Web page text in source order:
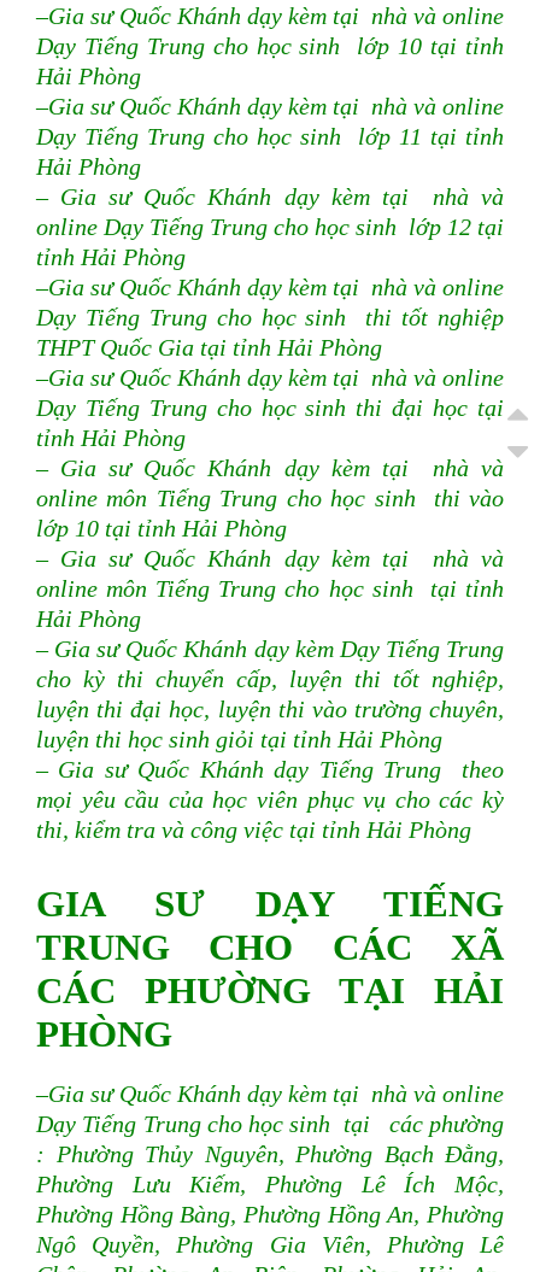
–Gia sư Quốc Khánh dạy kèm tại nhà và online
Dạy Tiếng Trung cho học sinh lớp 10 tại tỉnh
Hải Phòng
–Gia sư Quốc Khánh dạy kèm tại nhà và online
Dạy Tiếng Trung cho học sinh lớp 11 tại tỉnh
Hải Phòng
– Gia sư Quốc Khánh dạy kèm tại nhà và
online Dạy Tiếng Trung cho học sinh lớp 12 tại
tỉnh Hải Phòng
–Gia sư Quốc Khánh dạy kèm tại nhà và online
Dạy Tiếng Trung cho học sinh thi tốt nghiệp
THPT Quốc Gia tại tỉnh Hải Phòng
–Gia sư Quốc Khánh dạy kèm tại nhà và online
Dạy Tiếng Trung cho học sinh thi đại học tại
tỉnh Hải Phòng
– Gia sư Quốc Khánh dạy kèm tại nhà và
online môn Tiếng Trung cho học sinh thi vào
lớp 10 tại tỉnh Hải Phòng
– Gia sư Quốc Khánh dạy kèm tại nhà và
online môn Tiếng Trung cho học sinh tại tỉnh
Hải Phòng
– Gia sư Quốc Khánh dạy kèm Dạy Tiếng Trung
cho kỳ thi chuyển cấp, luyện thi tốt nghiệp,
luyện thi đại học, luyện thi vào trường chuyên,
luyện thi học sinh giỏi tại tỉnh Hải Phòng
– Gia sư Quốc Khánh dạy Tiếng Trung theo
mọi yêu cầu của học viên phục vụ cho các kỳ
thi, kiểm tra và công việc tại tỉnh Hải Phòng
GIA SƯ DẠY TIẾNG
TRUNG CHO CÁC XÃ
CÁC PHƯỜNG TẠI HẢI
PHÒNG
–Gia sư Quốc Khánh dạy kèm tại nhà và online
Dạy Tiếng Trung cho học sinh tại các phường
: Phường Thủy Nguyên, Phường Bạch Đằng,
Phường Lưu Kiếm, Phường Lê Ích Mộc,
Phường Hồng Bàng, Phường Hồng An, Phường
Ngô Quyền, Phường Gia Viên, Phường Lê